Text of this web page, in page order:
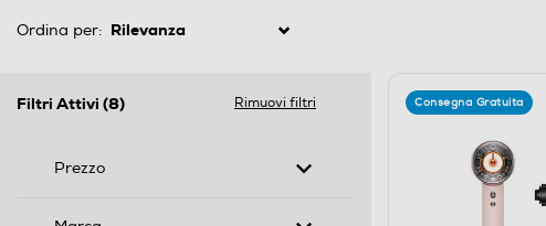
Ordina per:
Filtri Attivi (8) Rimuovi filtri
Prezzo
Consegna Gratuita